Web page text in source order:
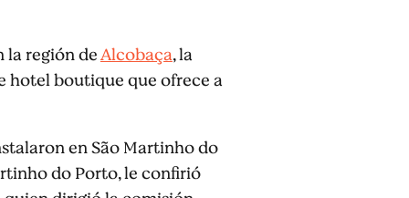
la región deAlcobaça, la
hotel boutique que ofrece a
en São Martinho do
do Porto, le confirió